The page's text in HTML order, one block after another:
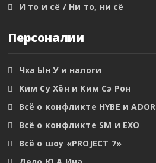
И то и сё / Ни то, ни сё
Персоналии
Чха Ын У и налоги
Ким Су Хён и Ким Сэ Рон
Всё о конфликте HYBE и ADOR
Всё о конфликте SM и EXO
Всё о шоу «PROJECT 7»